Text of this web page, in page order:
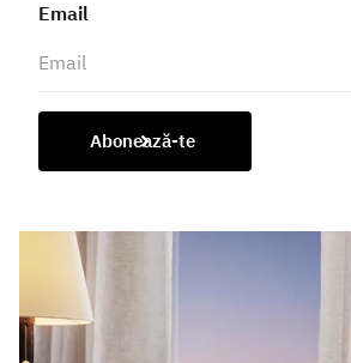
Email
Abonează-te